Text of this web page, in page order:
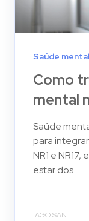
Saúde mental
Como
mental
Saúde
para
NR1 e
estar dos...
IAGO SANTI